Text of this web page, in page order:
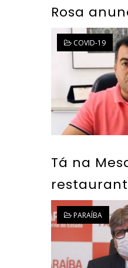
Rosa
COVID-19
Tá na
PARAÍBA